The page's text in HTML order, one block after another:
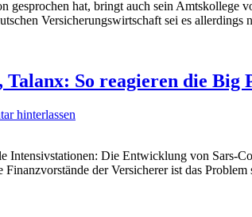
gesprochen hat, bringt auch sein Amtskollege
Versicherungswirtschaft sei es
Talanx: So reagieren die
hinterlassen
Intensivstationen: Die Entwicklung von Sars-
Finanzvorstände der Versicherer ist das